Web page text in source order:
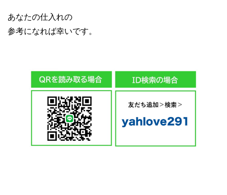
あなたの仕入れの
参考になれば幸いです。